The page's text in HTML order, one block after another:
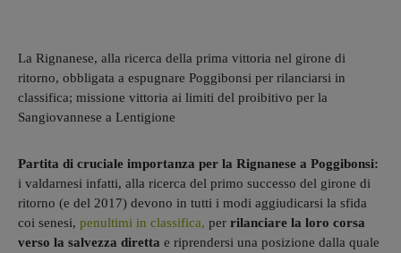
La Rignanese, alla ricerca della prima vittoria nel girone di
ritorno, obbligata a espugnare Poggibonsi per rilanciarsi in
classifica; missione vittoria ai limiti del proibitivo per la
Sangiovannese a Lentigione
Partita di cruciale importanza per la Rignanese a Poggibonsi:
i valdarnesi infatti, alla ricerca del primo successo del girone di
ritorno (e del 2017) devono in tutti i modi aggiudicarsi la sfida
coi senesi, penultimi in classifica, per rilanciare la loro corsa
verso la salvezza diretta e riprendersi una posizione dalla quale